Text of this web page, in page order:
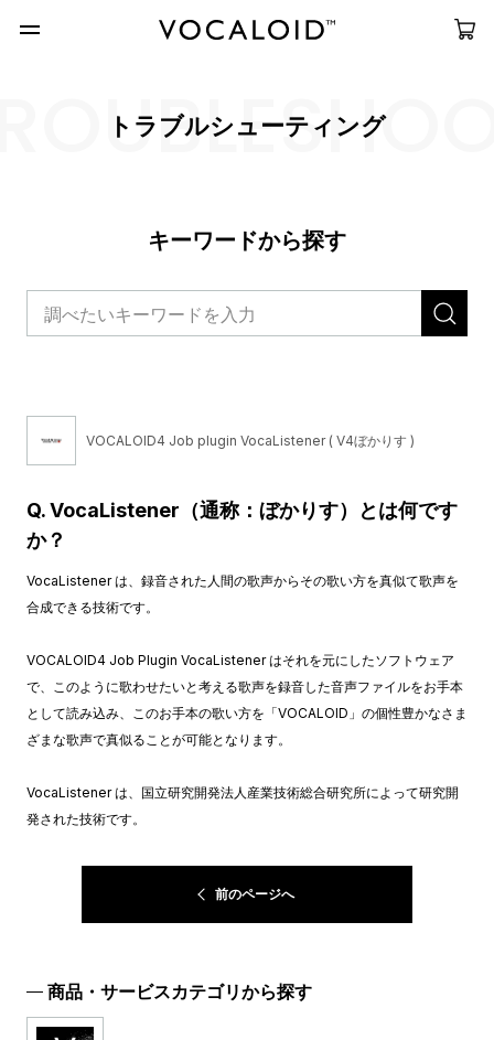
トラブルシューティング
キーワードから探す
VOCALOID4 Job plugin VocaListener ( V4ぼかりす )
Q. VocaListener（通称：ぼかりす）とは何です
か？
VocaListener は、録音された人間の歌声からその歌い方を真似て歌声を
合成できる技術です。
VOCALOID4 Job Plugin VocaListener はそれを元にしたソフトウェア
で、このように歌わせたいと考える歌声を録音した音声ファイルをお手本
として読み込み、このお手本の歌い方を「VOCALOID」の個性豊かなさま
ざまな歌声で真似ることが可能となります。
VocaListener は、国立研究開発法人産業技術総合研究所によって研究開
発された技術です。
前のページへ
商品・サービスカテゴリから探す